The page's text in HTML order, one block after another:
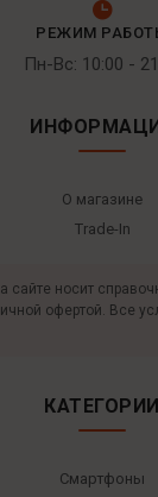
РЕЖИМ
Пн-Вс: 10:00 -
О магазине
Trade-In
сайте носит
офертой. Все
КАТЕГОРИИ
Смартфоны